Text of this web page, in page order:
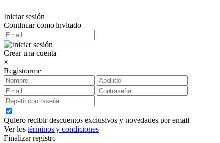
Iniciar sesión
Continuar como invitado
Crear una cuenta
×
Registrarme
Quiero recibir descuentos exclusivos y novedades por email
Ver los términos y condiciones
Finalizar registro